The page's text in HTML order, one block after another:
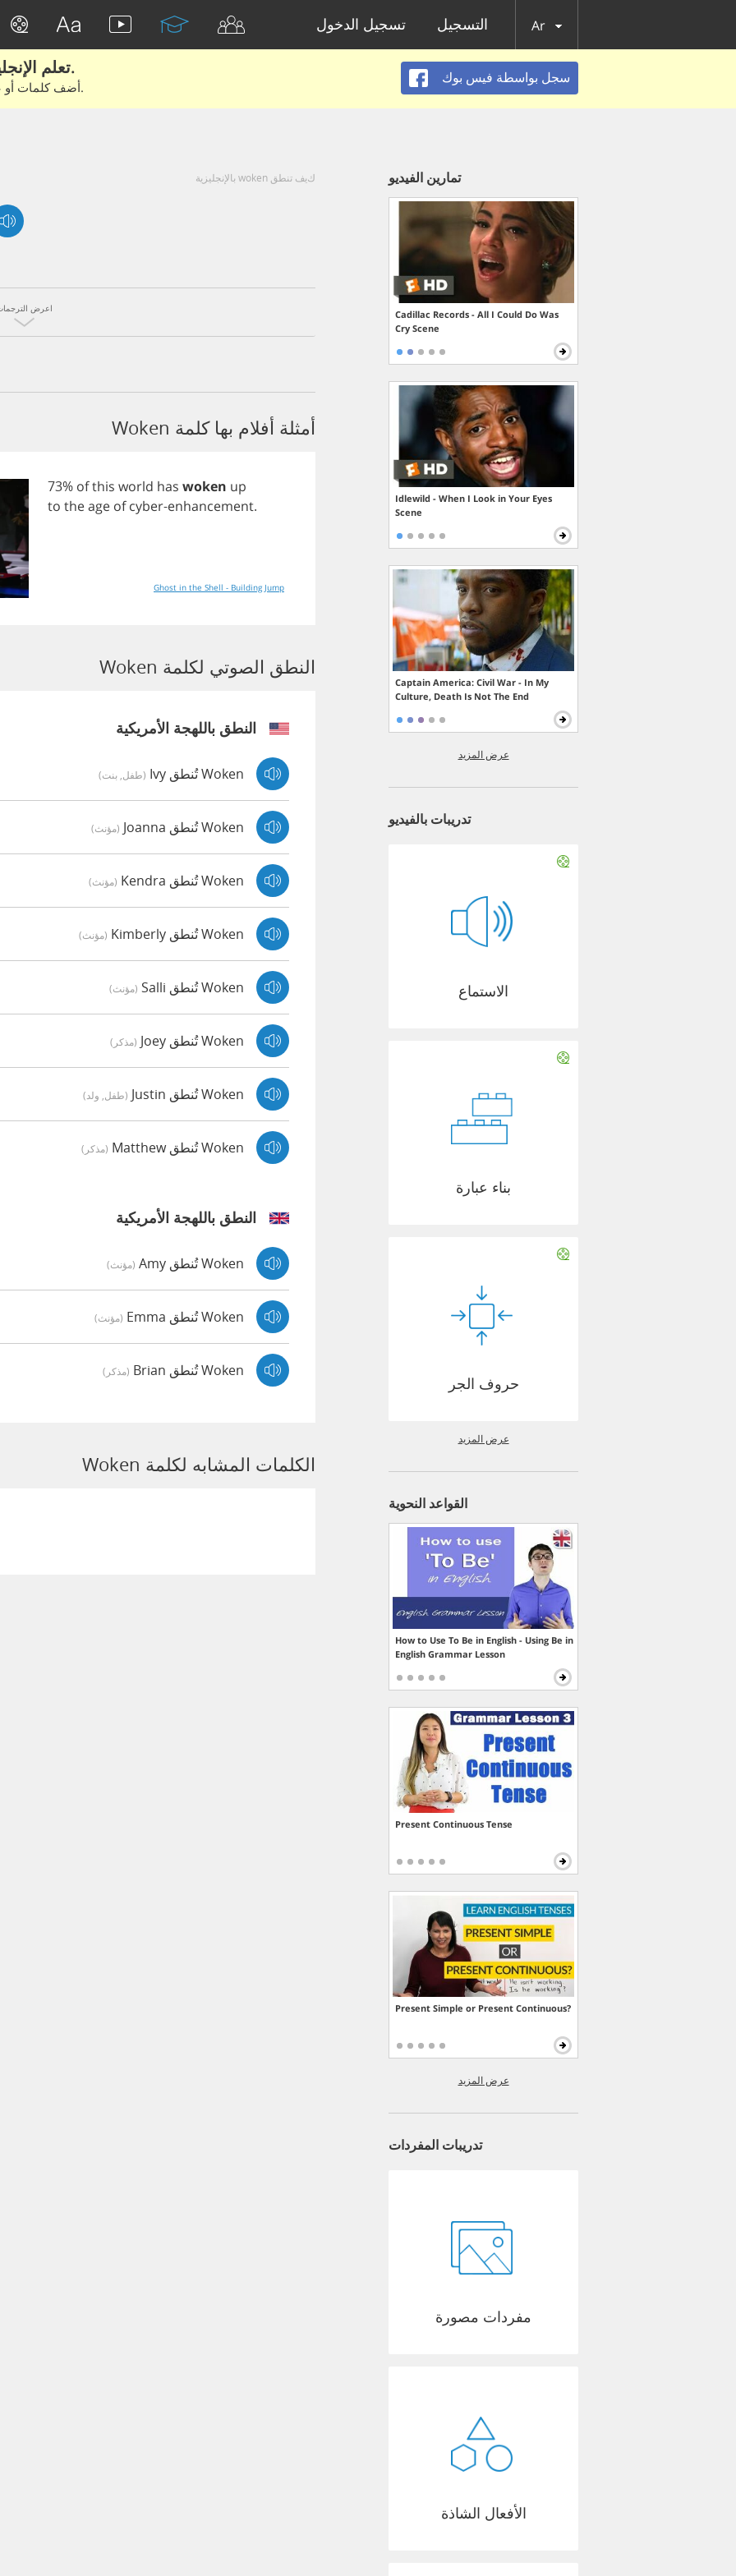
تسجيل الدخول التسجيل Ar
تعلم الإنجليزية الحقيقية من الأفلام والكتب.
أضف كلمات أو عبارات للتعلم والتدريب مع متعلمين آخرين.
سجل بواسطة فيس بوك
كيف تنطق woken بالإنجليزية
اعرض
أمثلة أفلام بها كلمة Woken
73% ofthis world has woken up
to theage of cyber-enhancement.
Ghost in the Shell - Building Jump
النطق الصوتي لكلمة Woken
النطق باللهجة الأمريكية
Woken تُنطق Ivy (طفل, بنت)
Woken تُنطق Joanna (مؤنث)
Woken تُنطق Kendra (مؤنث)
Woken تُنطق Kimberly (مؤنث)
Woken تُنطق Salli (مؤنث)
Woken تُنطق Joey (مذكر)
Woken تُنطق Justin (طفل, ولد)
Woken تُنطق Matthew (مذكر)
النطق باللهجة الأمريكية
Woken تُنطق Amy (مؤنث)
Woken تُنطق Emma (مؤنث)
Woken تُنطق Brian (مذكر)
الكلمات المشابه لكلمة Woken
تمارين الفيديو
Cadillac Records - All I Could Do Was
Cry Scene
Idlewild - When I Look in Your Eyes
Scene
Captain America: Civil War - In My
Culture, Death Is Not The End
عرض المزيد
تدريبات بالفيديو
الاستماع
بناء عبارة
حروف الجر
عرض المزيد
القواعد النحوية
How to Use To Be in English - Using Be in
English Grammar Lesson
Present Continuous Tense
Present Simple or Present Continuous?
عرض المزيد
تدريبات المفردات
مفردات مصورة
الأفعال الشاذة